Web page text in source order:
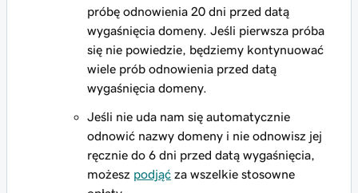
próbę odnowienia 20 dni przed datą
wygaśnięcia domeny. Jeśli pierwsza próba
się nie powiedzie, będziemy kontynuować
wiele prób odnowienia przed datą
wygaśnięcia domeny.
Jeśli nie uda nam się automatycznie
odnowić nazwy domeny i nie odnowisz jej
ręcznie do 6 dni przed datą wygaśnięcia,
możesz podjąć za wszelkie stosowne